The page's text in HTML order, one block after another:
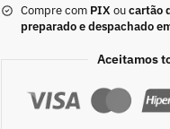
Compre com PIX oucartão
preparado e despachado
Aceitamos